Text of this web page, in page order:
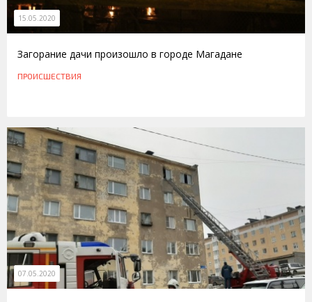
15.05.2020
Загорание дачи произошло в городе Магадане
ПРОИСШЕСТВИЯ
07.05.2020